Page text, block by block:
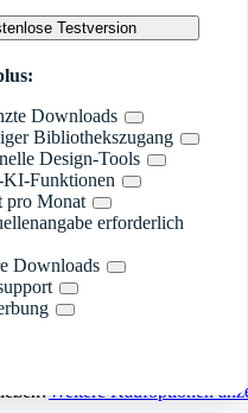
Testversion
Downloads
Bibliothekszugang
Design-Tools
KI-Funktionen
pro Monat
erforderlich
Downloads
Weitere Kaufoptionen